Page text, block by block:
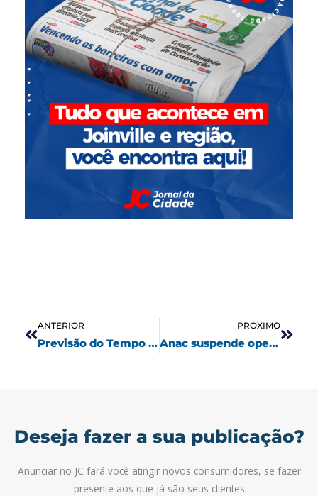
ANTERIOR
Previsão do Tempo para a Semana em Joinville: Chuva e Sol Entre Nuvens
PROXIMO
Anac suspende operações da Voepass por falhas na segurança aérea
Deseja fazer a sua publicação?
Anunciar no JC fará você atingir novos consumidores, se fazer
presente aos que já são seus clientes